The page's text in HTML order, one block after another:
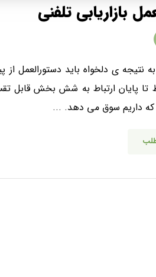
بازاریابی تلفنی
نتیجه ی دلخواه باید دستورالعمل
تا پایان ارتباط به شش بخش قابل
داریم سوق می دهد. ...